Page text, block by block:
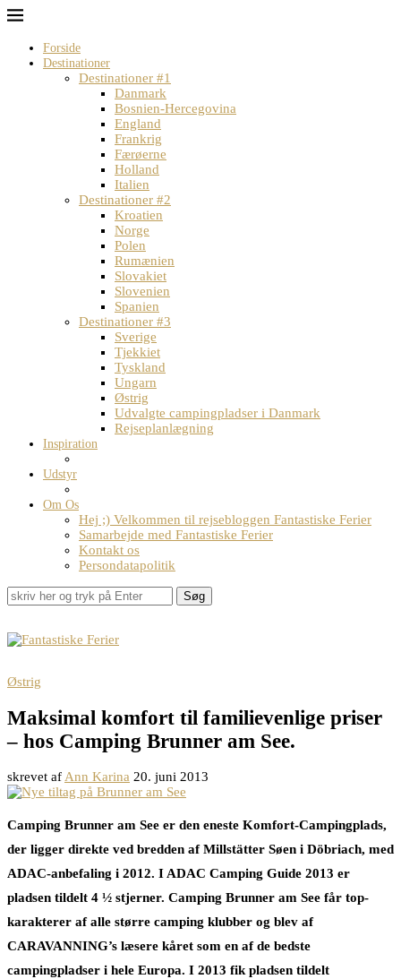
Forside
Destinationer
Destinationer #1
Danmark
Bosnien-Hercegovina
England
Frankrig
Færøerne
Holland
Italien
Destinationer #2
Kroatien
Norge
Polen
Rumænien
Slovakiet
Slovenien
Spanien
Destinationer #3
Sverige
Tjekkiet
Tyskland
Ungarn
Østrig
Udvalgte campingpladser i Danmark
Rejseplanlægning
Inspiration
Udstyr
Om Os
Hej ;) Velkommen til rejsebloggen Fantastiske Ferier
Samarbejde med Fantastiske Ferier
Kontakt os
Persondatapolitik
Søg
Østrig
Maksimal komfort til familievenlige priser
– hos Camping Brunner am See.
skrevet afAnn Karina 20. juni 2013
Camping Brunner am See er den eneste Komfort-Campingplads,
der ligger direkte ved bredden af Millstätter Søen i Döbriach, med
ADAC-anbefaling i 2012. I ADAC Camping Guide 2013 er
pladsen tildelt 4 ½ stjerner. Camping Brunner am See får top-
karakterer af alle større camping klubber og blev af
CARAVANNING’s læsere kåret som en af de bedste
campingpladser i hele Europa. I 2013 fik pladsen tildelt